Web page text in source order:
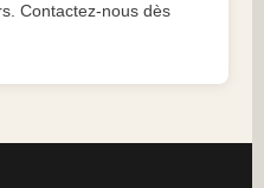
Contactez-nous dès